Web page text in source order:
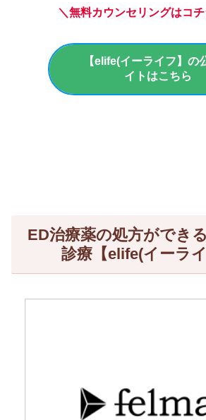
＼無料カウンセリングはコ
【elife(イーライフ】の
イトはこちら
ED治療薬の処方ができ
診療【elife(イーライ